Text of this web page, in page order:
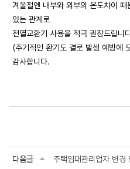
겨울철엔 내부와 외부의 온도차이
있는 관계로
전열교환기 사용을 적극 권장드립니
(주기적인 환기도 결로 발생 예방에
감사합니다.
다음글 주택임대관리업자 변경